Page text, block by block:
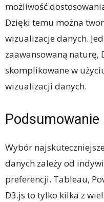
możliwość
Dzięki temu można
wizualizacje danych.
zaawansowaną naturę,
skomplikowane w
wizualizacji danych.
Podsumowanie
Wybór
danych zależy od
preferencji. Tableau,
D3.js to tylko kilka z